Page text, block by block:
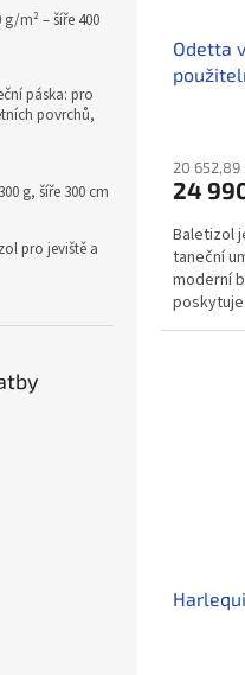
m² – šíře 400
páska: pro
povrchů,
g, šíře 300 cm
pro jeviště a
Odetta
20 652,89
24
Baletizol
taneční
moderní